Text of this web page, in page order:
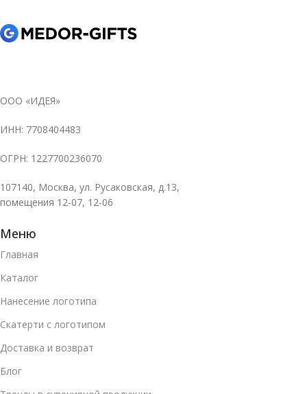
ООО «ИДЕЯ»
ИНН: 7708404483
ОГРН: 1227700236070
107140, Москва, ул. Русаковская, д.13,
помещения 12-07, 12-06
Меню
Главная
Каталог
Нанесение логотипа
Скатерти с логотипом
Доставка и возврат
Блог